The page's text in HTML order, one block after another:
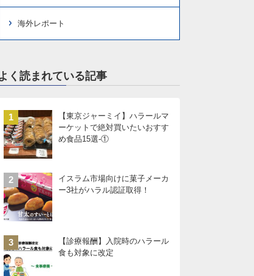
海外レポート
く読まれている記事
1
【東京ジャーミイ】ハラールマ
ーケットで絶対買いたいおすす
め食品15選-①
2
イスラム市場向けに菓子メーカ
ー3社がハラル認証取得！
3
【診療報酬】入院時のハラール
食も対象に改定